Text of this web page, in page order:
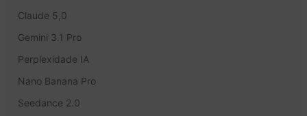
Claude 5,0
Gemini 3.1 Pro
Perplexidade IA
Nano Banana Pro
Seedance 2.0